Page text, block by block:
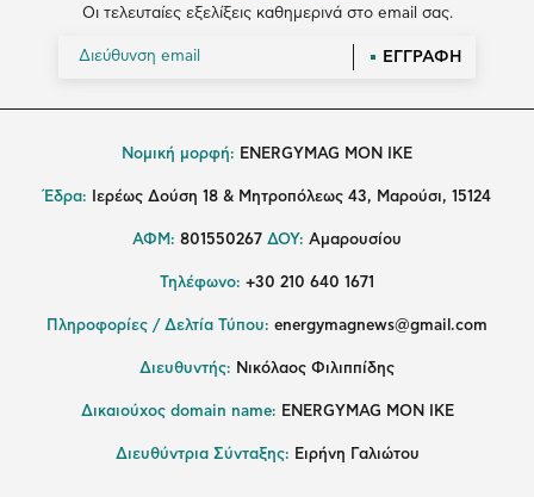
Οι τελευταίες εξελίξεις καθημερινά στο email σας.
ΕΓΓΡΑΦΗ
Νομική μορφή: ENERGYMAG MON IKE
Έδρα: Ιερέως Δούση 18 & Μητροπόλεως 43, Μαρούσι, 15124
ΑΦΜ: 801550267 ΔΟΥ: Αμαρουσίου
Τηλέφωνο: +30 210 640 1671
Πληροφορίες / Δελτία Τύπου: energymagnews@gmail.com
Διευθυντής: Νικόλαος Φιλιππίδης
Δικαιούχος domain name: ENERGYMAG ΜΟΝ ΙΚΕ
Διευθύντρια Σύνταξης: Ειρήνη Γαλιώτου